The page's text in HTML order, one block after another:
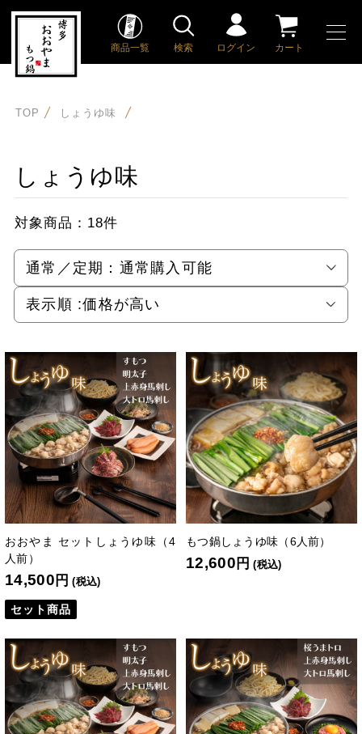
商品一覧 検索 ログイン カート
TOP しょうゆ味
しょうゆ味
対象商品： 18件
通常／定期： 通常購入可能
表示順 :価格が高い
おおやま セットしょうゆ味（4
人前）
14,500 円 (税込)
セット商品
もつ鍋しょうゆ味（6人前）
12,600 円 (税込)